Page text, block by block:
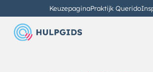
KeuzepaginaPraktijk Querido